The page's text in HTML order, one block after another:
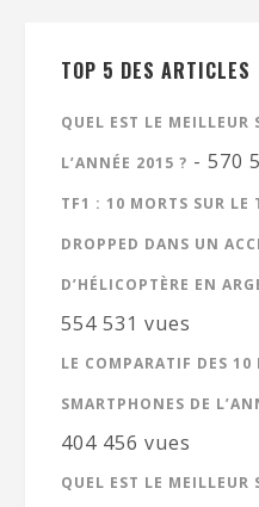
TOP 5 DES ARTICLES
QUEL EST LE MEILLEUR
L’ANNÉE 2015 ? - 570
TF1 : 10 MORTS SUR LE
DROPPED DANS UN
D’HÉLICOPTÈRE EN
554 531 vues
LE COMPARATIF DES 10
SMARTPHONES DE
404 456 vues
QUEL EST LE MEILLEUR